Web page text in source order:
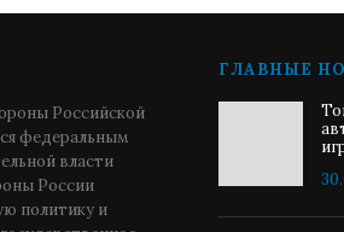
Российской
федеральным
власти
России
политику и
ГЛАВНЫЕ